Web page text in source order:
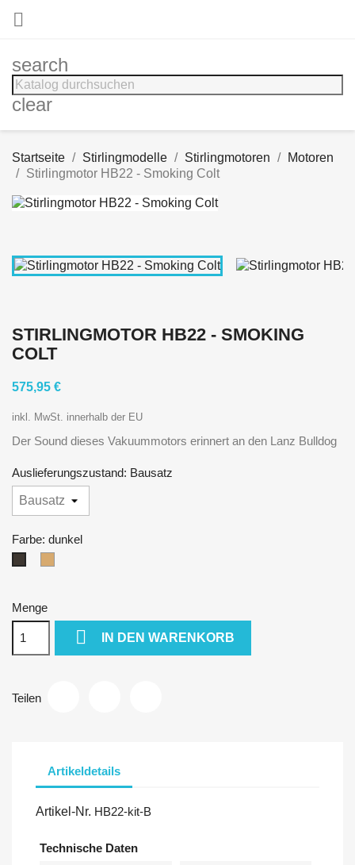

search
clear
Startseite Stirlingmodelle Stirlingmotoren
Motoren
Stirlingmotor HB22 - Smoking Colt
STIRLINGMOTOR HB22 - SMOKING
COLT
575,95 €
inkl. MwSt. innerhalb der EU
Der Sound dieses Vakuummotors erinnert an den Lanz Bulldog
Auslieferungszustand: Bausatz
Farbe: dunkel
Menge
 IN DEN WARENKORB
Teilen
Artikeldetails
Artikel-Nr. HB22-kit-B
Technische Daten